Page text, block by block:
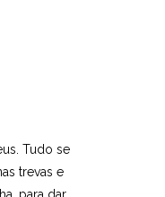
Tudo se
trevas e